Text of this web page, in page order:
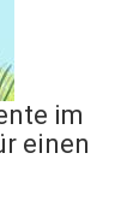
im
einen